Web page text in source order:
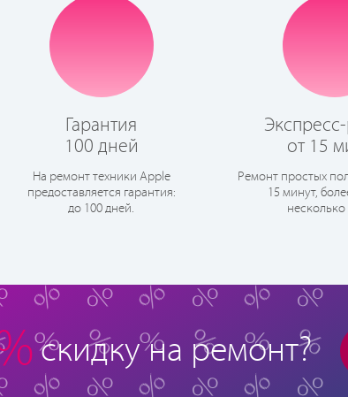
Гарантия
100 дней
На ремонт техники Apple
предоставляется гарантия:
до 100 дней.
от 15
Ремонт простых
15 минут,
несколько
скидку на ремонт?